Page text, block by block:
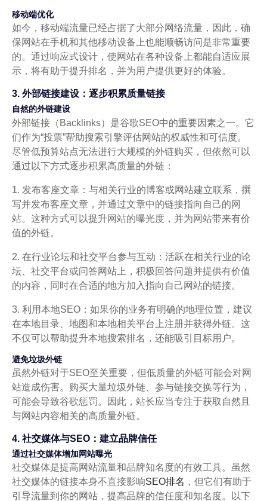
移动端优化
如今，移动端流量已经占据了大部分网络流量，因此，确
保网站在手机和其他移动设备上也能顺畅访问是非常重要
的。通过响应式设计，使网站在各种设备上都能自适应展
示，将有助于提升排名，并为用户提供更好的体验。
3. 外部链接建设：逐步积累质量链接
自然的外链建设
外部链接（Backlinks）是谷歌SEO中的重要因素之一。它
们作为“投票”帮助搜索引擎评估网站的权威性和可信度。
尽管低预算站点无法进行大规模的外链购买，但依然可以
通过以下方式逐步积累高质量的外链：
1. 发布客座文章：与相关行业的博客或网站建立联系，撰
写并发布客座文章，并通过文章中的链接指向自己的网
站。这种方式可以提升网站的曝光度，并为网站带来有价
值的外链。
2. 在行业论坛和社交平台参与互动：活跃在相关行业的论
坛、社交平台或问答网站上，积极回答问题并提供有价值
的内容，同时在合适的地方加入指向自己网站的链接。
3. 利用本地SEO：如果你的业务有明确的地理位置，建议
在本地目录、地图和本地相关平台上注册并获得外链。这
不仅可以帮助提升本地搜索排名，还能吸引目标用户。
避免垃圾外链
虽然外链对于SEO至关重要，但低质量的外链可能会对网
站造成伤害。购买大量垃圾外链、参与链接交换等行为，
可能会导致谷歌惩罚。因此，站长应当专注于获取自然且
与网站内容相关的高质量外链。
4. 社交媒体与SEO：建立品牌信任
通过社交媒体增加网站曝光
社交媒体是提高网站流量和品牌知名度的有效工具。虽然
社交媒体的链接本身不直接影响SEO排名 ，但它们有助于
引导流量到你的网站，提高品牌的信任度和知名度。以下